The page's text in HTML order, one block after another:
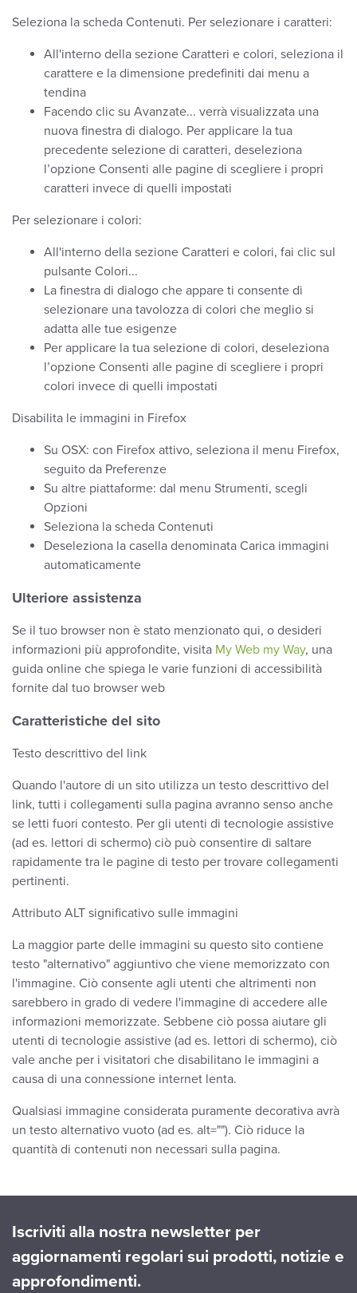
Seleziona la scheda Contenuti. Per selezionare i caratteri:
All'interno della sezione Caratteri e colori, seleziona il
carattere e la dimensione predefiniti dai menu a
tendina
Facendo clic su Avanzate... verrà visualizzata una
nuova finestra di dialogo. Per applicare la tua
precedente selezione di caratteri, deseleziona
l’opzione Consenti alle pagine di scegliere i propri
caratteri invece di quelli impostati
Per selezionare i colori:
All'interno della sezione Caratteri e colori, fai clic sul
pulsante Colori...
La finestra di dialogo che appare ti consente di
selezionare una tavolozza di colori che meglio si
adatta alle tue esigenze
Per applicare la tua selezione di colori, deseleziona
l’opzione Consenti alle pagine di scegliere i propri
colori invece di quelli impostati
Disabilita le immagini in Firefox
Su OSX: con Firefox attivo, seleziona il menu Firefox,
seguito da Preferenze
Su altre piattaforme: dal menu Strumenti, scegli
Opzioni
Seleziona la scheda Contenuti
Deseleziona la casella denominata Carica immagini
automaticamente
Ulteriore assistenza
Se il tuo browser non è stato menzionato qui, o desideri
informazioni più approfondite, visita My Web my Way, una
guida online che spiega le varie funzioni di accessibilità
fornite dal tuo browser web
Caratteristiche del sito
Testo descrittivo del link
Quando l'autore di un sito utilizza un testo descrittivo del
link, tutti i collegamenti sulla pagina avranno senso anche
se letti fuori contesto. Per gli utenti di tecnologie assistive
(ad es. lettori di schermo) ciò può consentire di saltare
rapidamente tra le pagine di testo per trovare collegamenti
pertinenti.
Attributo ALT significativo sulle immagini
La maggior parte delle immagini su questo sito contiene
testo "alternativo" aggiuntivo che viene memorizzato con
l'immagine. Ciò consente agli utenti che altrimenti non
sarebbero in grado di vedere l'immagine di accedere alle
informazioni memorizzate. Sebbene ciò possa aiutare gli
utenti di tecnologie assistive (ad es. lettori di schermo), ciò
vale anche per i visitatori che disabilitano le immagini a
causa di una connessione internet lenta.
Qualsiasi immagine considerata puramente decorativa avrà
un testo alternativo vuoto (ad es. alt=""). Ciò riduce la
quantità di contenuti non necessari sulla pagina.
Iscriviti alla nostra newsletter per
aggiornamenti regolari sui prodotti, notizie e
approfondimenti.